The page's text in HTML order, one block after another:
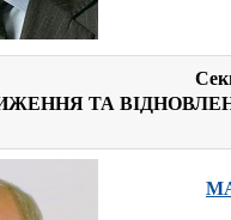
ТА